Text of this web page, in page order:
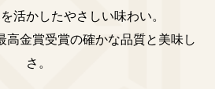
活かしたやさしい味わい。
高金賞受賞の確かな品質と美味し
さ。